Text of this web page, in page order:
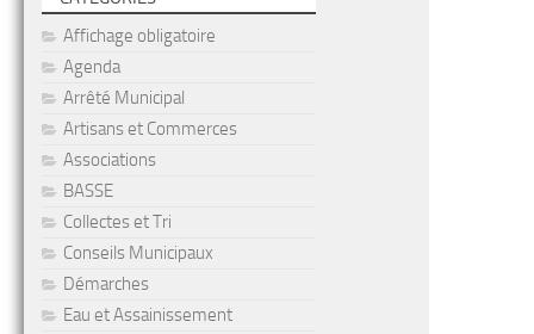
Affichage obligatoire
Agenda
Arrêté Municipal
Artisans et Commerces
Associations
BASSE
Collectes et Tri
Conseils Municipaux
Démarches
Eau et Assainissement